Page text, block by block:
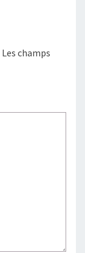
Les champs